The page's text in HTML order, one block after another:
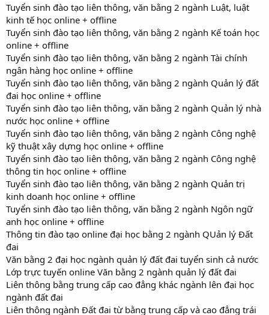
Tuyển sinh đào tạo liên thông, văn bằng 2 ngành Luật, luật
kinh tế học online + offline
Tuyển sinh đào tạo liên thông, văn bằng 2 ngành Kế toán học
online + offline
Tuyển sinh đào tạo liên thông, văn bằng 2 ngành Tài chính
ngân hàng học online + offline
Tuyển sinh đào tạo liên thông, văn bằng 2 ngành Quản lý đất
đai học online + offline
Tuyển sinh đào tạo liên thông, văn bằng 2 ngành Quản lý nhà
nước học online + offline
Tuyển sinh đào tạo liên thông, văn bằng 2 ngành Công nghệ
kỹ thuật xây dựng học online + offline
Tuyển sinh đào tạo liên thông, văn bằng 2 ngành Công nghệ
thông tin học online + offline
Tuyển sinh đào tạo liên thông, văn bằng 2 ngành Quản trị
kinh doanh học online + offline
Tuyển sinh đào tạo liên thông, văn bằng 2 ngành Ngôn ngữ
anh học online + offline
Thông tin đào tạo online đại học bằng 2 ngành QUản lý Đất
đai
Văn bằng 2 đại học ngành quản lý đất đai tuyển sinh cả nước
Lớp trực tuyến online Văn bằng 2 ngành quản lý đất đai
Liên thông bằng trung cấp cao đẳng khác ngành lên đại học
ngành đất đai
Liên thông ngành Đất đai từ bằng trung cấp và cao đẳng trái